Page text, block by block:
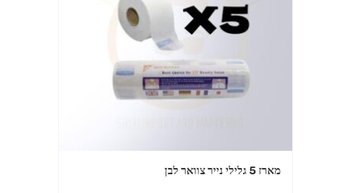
מארז 5 גלילי נייר צוואר לבן